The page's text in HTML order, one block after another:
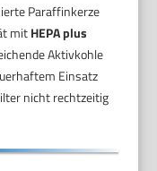
Paraffinkerze
mitHEPA plus
Aktivkohle
Einsatz
nicht rechtzeitig